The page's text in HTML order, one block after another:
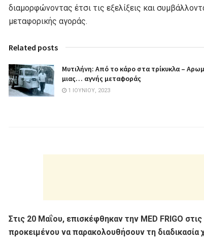
διαμορφώνοντας έτσι τις εξελίξεις και
μεταφορικής αγοράς.
Related posts
Μυτιλήνη: Από το κάρο στα τρίκυκλα –
μιας… αγνής μεταφοράς
1 ΙΟΥΝΊΟΥ, 2023
Στις 20 Μαΐου, επισκέφθηκαν την MED FRIGΟ
προκειμένου να παρακολουθήσουν τη διαδικασία